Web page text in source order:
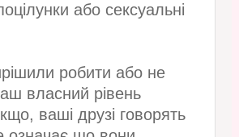
або сексуальні
робити або не
власний рівень
ваші друзі говорять